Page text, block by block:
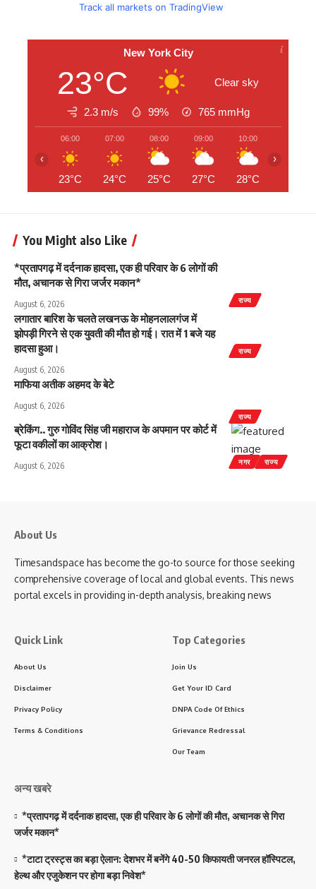
Track all markets on TradingView
New York City
23°C Clear sky
2.3 m/s 99% 765 mmHg
06:00
23°C
07:00
24°C
08:00
25°C
09:00
27°C
10:00
28°C
‹ ›
You Might also Like
राज्य
*प्रतापगढ़ में दर्दनाक हादसा, एक ही परिवार के 6 लोगों की
मौत, अचानक से गिरा जर्जर मकान*
August 6, 2026
राज्य
लगातार बारिश के चलते लखनऊ के मोहनलालगंज में
झोपड़ी गिरने से एक युवती की मौत हो गई। रात में 1 बजे यह
हादसा हुआ।
August 6, 2026
राज्य
माफिया अतीक अहमद के बेटे
August 6, 2026
नगर राज्य
ब्रेकिंग.. गुरु गोविंद सिंह जी महाराज के अपमान पर कोर्ट में
फूटा वकीलों का आक्रोश।
August 6, 2026
About Us
Timesandspace has become the go-to source for those seeking
comprehensive coverage of local and global events. This news
portal excels in providing in-depth analysis, breaking news
Quick Link
About Us
Disclaimer
Privacy Policy
Terms & Conditions
Top Categories
Join Us
Get Your ID Card
DNPA Code Of Ethics
Grievance Redressal
Our Team
अन्य खबरे
*प्रतापगढ़ में दर्दनाक हादसा, एक ही परिवार के 6 लोगों की मौत, अचानक से गिरा
जर्जर मकान*
*टाटा ट्रस्ट्स का बड़ा ऐलान: देशभर में बनेंगे 40-50 किफायती जनरल हॉस्पिटल,
हेल्थ और एजुकेशन पर होगा बड़ा निवेश*